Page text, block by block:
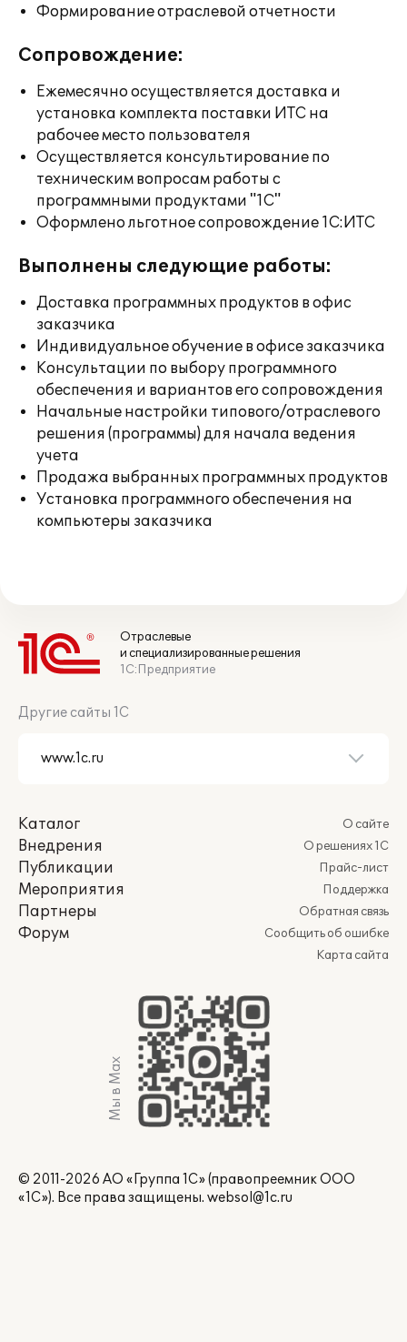
Формирование отраслевой отчетности
Сопровождение:
Ежемесячно осуществляется доставка и
установка комплекта поставки ИТС на
рабочее место пользователя
Осуществляется консультирование по
техническим вопросам работы с
программными продуктами "1С"
Оформлено льготное сопровождение 1С:ИТС
Выполнены следующие работы:
Доставка программных продуктов в офис
заказчика
Индивидуальное обучение в офисе заказчика
Консультации по выбору программного
обеспечения и вариантов его сопровождения
Начальные настройки типового/отраслевого
решения (программы) для начала ведения
учета
Продажа выбранных программных продуктов
Установка программного обеспечения на
компьютеры заказчика
Отраслевые
и специализированные решения
1С:Предприятие
Другие сайты 1С
Каталог
Внедрения
Публикации
Мероприятия
Партнеры
Форум
О сайте
О решениях 1С
Прайс-лист
Поддержка
Обратная связь
Сообщить об ошибке
Карта сайта
Мы в Max
© 2011-2026 АО «Группа 1С» (правопреемник ООО
«1С»). Все права защищены. websol@1c.ru